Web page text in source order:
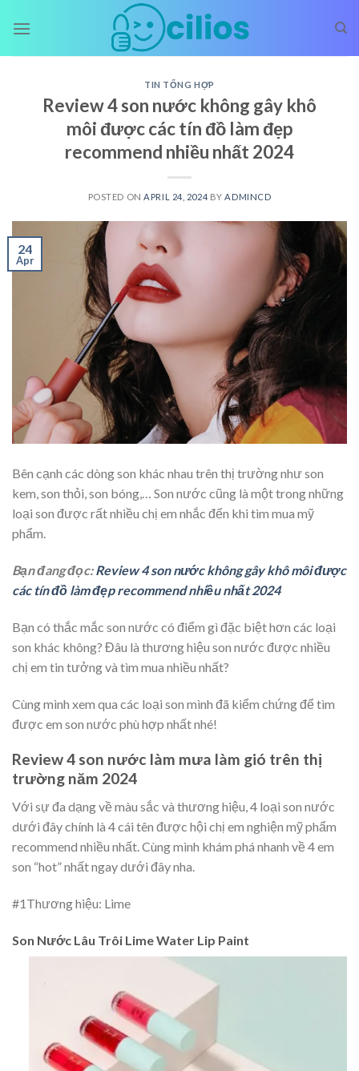
TIN TỔNG HỢP
Review 4 son nước không gây khô
môi được các tín đồ làm đẹp
recommend nhiều nhất 2024
POSTED ON APRIL 24, 2024 BY ADMINCD
24
Apr
Bên cạnh các dòng son khác nhau trên thị trường như son
kem, son thỏi, son bóng,… Son nước cũng là một trong những
loại son được rất nhiều chị em nhắc đến khi tìm mua mỹ
phẩm.
Bạn đang đọc:Review 4 son nước không gây khô môi được
các tín đồ làm đẹp recommend nhiều nhất 2024
Bạn có thắc mắc son nước có điểm gì đặc biệt hơn các loại
son khác không? Đâu là thương hiệu son nước được nhiều
chị em tin tưởng và tìm mua nhiều nhất?
Cùng mình xem qua các loại son mình đã kiểm chứng để tìm
được em son nước phù hợp nhất nhé!
Review 4 son nước làm mưa làm gió trên thị
trường năm 2024
Với sự đa dạng về màu sắc và thương hiệu, 4 loại son nước
dưới đây chính là 4 cái tên được hội chị em nghiện mỹ phẩm
recommend nhiều nhất. Cùng mình khám phá nhanh về 4 em
son “hot” nhất ngay dưới đây nha.
#1Thương hiệu: Lime
Son Nước Lâu Trôi Lime Water Lip Paint